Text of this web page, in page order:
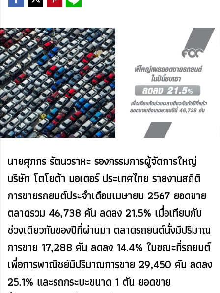
นายศุภกร รัตนวราหะ รองกรรมการผู้จัดการใหญ่
บริษัท โตโยต้า มอเตอร์ ประเทศไทย รายงานสถิติ
การขายรถยนต์ประจำเดือนเมษายน 2567 ยอดขาย
ตลาดรวม 46,738 คัน ลดลง 21.5% เมื่อเทียบกับ
ช่วงเดียวกันของปีที่ผ่านมา ตลาดรถยนต์นั่งมีปริมาณ
การขาย 17,288 คัน ลดลง 14.4% ในขณะที่รถยนต์
เพื่อการพาณิชย์มีปริมาณการขาย 29,450 คัน ลดลง
25.1% และรถกระบะขนาด 1 ตัน ยอดขาย